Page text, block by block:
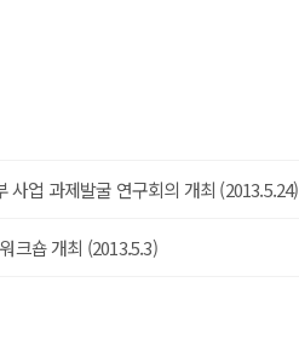
사업 과제발굴 연구회의 개최 (2013.5.24)
크숍 개최 (2013.5.3)